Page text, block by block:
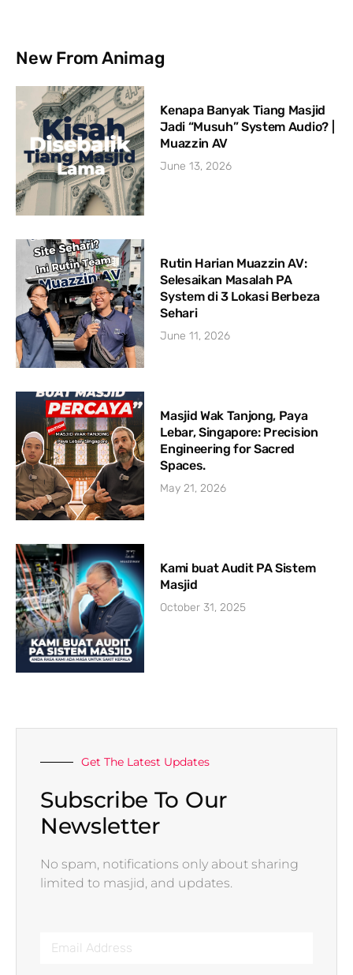
New From Animag
Kenapa Banyak Tiang Masjid
Jadi “Musuh” System Audio? |
Muazzin AV
June 13, 2026
Rutin Harian Muazzin AV:
Selesaikan Masalah PA
System di 3 Lokasi Berbeza
Sehari
June 11, 2026
Masjid Wak Tanjong, Paya
Lebar, Singapore: Precision
Engineering for Sacred
Spaces.
May 21, 2026
Kami buat Audit PA Sistem
Masjid
October 31, 2025
Get The Latest Updates
Subscribe To Our
Newsletter
No spam, notifications only about sharing
limited to masjid, and updates.